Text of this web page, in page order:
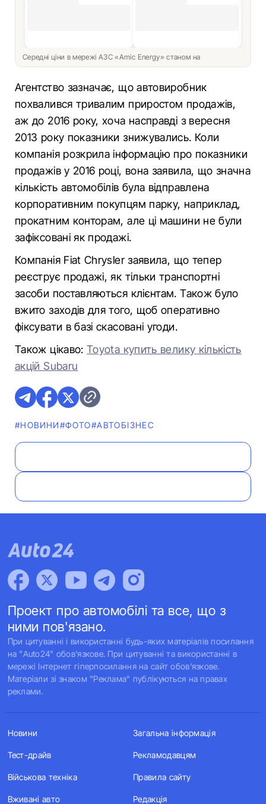
Середні ціни в мережі АЗС «Amic Energy» станом на
Агентство зазначає, що автовиробник
похвалився тривалим приростом продажів,
аж до 2016 року, хоча насправді з вересня
2013 року показники знижувались. Коли
компанія розкрила інформацію про показники
продажів у 2016 році, вона заявила, що значна
кількість автомобілів була відправлена
корпоративним покупцям парку, наприклад,
прокатним конторам, але ці машини не були
зафіксовані як продажі.
Компанія Fiat Chrysler заявила, що тепер
реєструє продажі, як тільки транспортні
засоби поставляються клієнтам. Також було
вжито заходів для того, щоб оперативно
фіксувати в базі скасовані угоди.
Також цікаво:Toyota купить велику кількість
акцій Subaru
#НОВИНИ#ФОТО#АВТОБІЗНЕС
Проект про автомобілі та все, що з
ними пов'язано.
При цитуванні і використанні будь-яких матеріалів посилання
на "Auto24" обов'язкове. При цитуванні та використанні в
мережі Інтернет гіперпосилання на сайт обов'язкове.
Матеріали зі знаком "Реклама" публікуються на правах
реклами.
Новини
Тест-драйв
Військова техніка
Вживані авто
Загальна інформація
Рекламодавцям
Правила сайту
Редакція